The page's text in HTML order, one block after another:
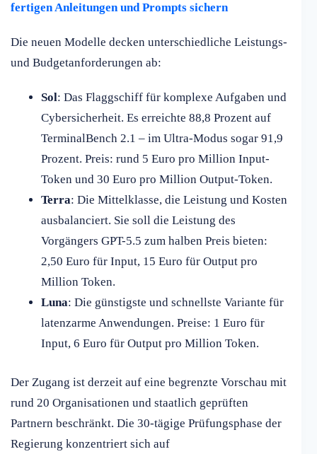
fertigen Anleitungen und Prompts sichern
Die neuen Modelle decken unterschiedliche Leistungs-
und Budgetanforderungen ab:
Sol: Das Flaggschiff für komplexe Aufgaben und
Cybersicherheit. Es erreichte 88,8 Prozent auf
TerminalBench 2.1 – im Ultra-Modus sogar 91,9
Prozent. Preis: rund 5 Euro pro Million Input-
Token und 30 Euro pro Million Output-Token.
Terra: Die Mittelklasse, die Leistung und Kosten
ausbalanciert. Sie soll die Leistung des
Vorgängers GPT-5.5 zum halben Preis bieten:
2,50 Euro für Input, 15 Euro für Output pro
Million Token.
Luna: Die günstigste und schnellste Variante für
latenzarme Anwendungen. Preise: 1 Euro für
Input, 6 Euro für Output pro Million Token.
Der Zugang ist derzeit auf eine begrenzte Vorschau mit
rund 20 Organisationen und staatlich geprüften
Partnern beschränkt. Die 30-tägige Prüfungsphase der
Regierung konzentriert sich auf